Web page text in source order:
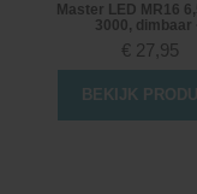
Master LED MR16
3000, dimbaar
€ 27,95
BEKIJK